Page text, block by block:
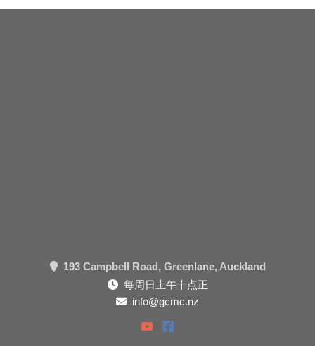
193 Campbell Road, Greenlane, Auckland
每周日上午十点正
info@gcmc.nz